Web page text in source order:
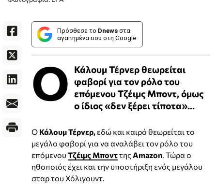
Πρόσθεσε το Dnews στα
αγαπημένα σου στη Google
Ο Κάλουμ Τέρνερ θεωρείται
φαβορί για τον ρόλο του
επόμενου Τζέιμς Μποντ, όμως
ο ίδιος «δεν ξέρει τίποτα»...
Ο Κάλουμ Τέρνερ, εδώ και καιρό θεωρείται το
μεγάλο φαβορί για να αναλάβει τον ρόλο του
επόμενουΤζέιμς Μπονττης Amazon. Τώρα ο
ηθοποιός έχει και την υποστήριξη ενός μεγάλου
σταρ του Χόλιγουντ.